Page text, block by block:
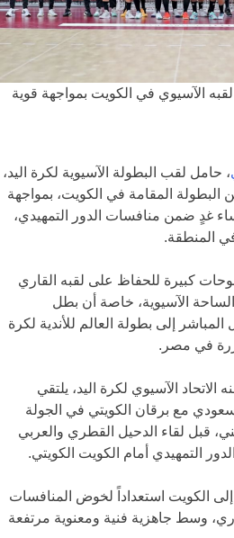
الآسيوي في الكويت بمواجهة قوية
، حامل لقب البطولة الآسيوية لكرة اليد،
المقامة في الكويت، بمواجهة
غدٍ ضمن منافسات الدور التمهيدي،
المنطقة.
كبيرة للحفاظ على لقبه القاري
الآسيوية، خاصة أن بطل
إلى بطولة العالم للأندية لكرة
الاتحاد الآسيوي لكرة اليد، يلتقي
مع برقان الكويتي في الجولة
قبل لقاء الدحيل القطري والعربي
التمهيدي أمام الكويت الكويتي.
الكويت استعداداً لخوض المنافسات
15 يونيو الجاري، وسط جاهزية فنية ومعنوية مرتفعة